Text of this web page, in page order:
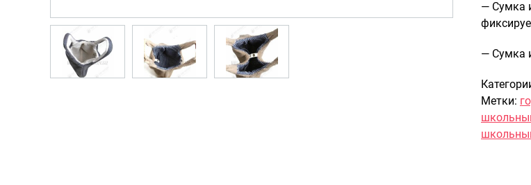
— Сумка
— Сумка
Метки: